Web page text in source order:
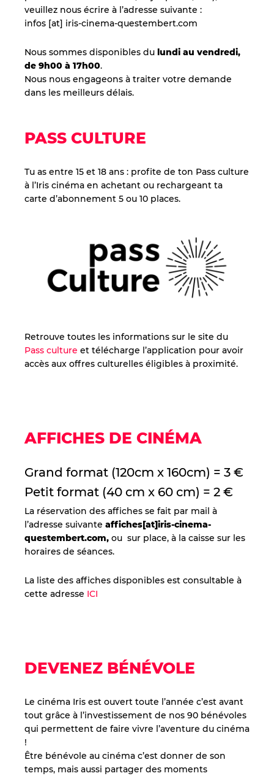
veuillez nous écrire à l’adresse suivante :
infos [at] iris-cinema-questembert.com
Nous sommes disponibles du lundi au vendredi,
de 9h00 à 17h00.
Nous nous engageons à traiter votre demande
dans les meilleurs délais.
PASS CULTURE
Tu as entre 15 et 18 ans : profite de ton Pass culture
à l’Iris cinéma en achetant ou rechargeant ta
carte d’abonnement 5 ou 10 places.
Retrouve toutes les informations sur le site du
Pass culture et télécharge l’application pour avoir
accès aux offres culturelles éligibles à proximité.
AFFICHES DE CINÉMA
Grand format (120cm x 160cm) = 3 €
Petit format (40 cm x 60 cm) = 2 €
La réservation des affiches se fait par mail à
l’adresse suivante affiches[at]iris-cinema-
questembert.com, ou sur place, à la caisse sur les
horaires de séances.
La liste des affiches disponibles est consultable à
cette adresse ICI
DEVENEZ BÉNÉVOLE
Le cinéma Iris est ouvert toute l’année c’est avant
tout grâce à l’investissement de nos 90 bénévoles
qui permettent de faire vivre l’aventure du cinéma
!
Être bénévole au cinéma c’est donner de son
temps, mais aussi partager des moments